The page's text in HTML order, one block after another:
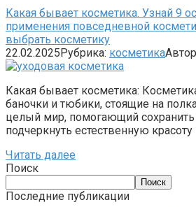
Какая бывает косметика. Узнай 9
применения повседневной
выбрать косметику
22.02.2025Рубрика: косметика
Какая бывает косметика:
баночки и тюбики, стоящие на
целый мир, помогающий сохранить
подчеркнуть естественную красоту
Читать далее
Поиск
Поиск
Последние публикации